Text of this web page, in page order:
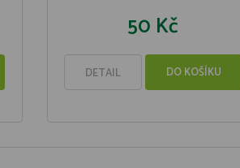
50 Kč
DETAIL DO KOŠÍKU